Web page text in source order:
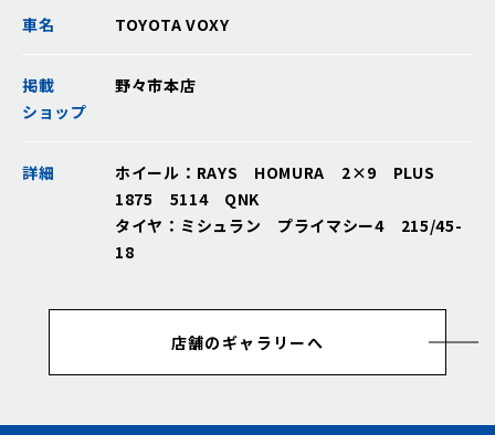
車名 TOYOTA VOXY
掲載
ショップ
野々市本店
詳細
ホイール：RAYS HOMURA 2×9 PLUS
1875 5114 QNK
タイヤ：ミシュラン プライマシー4 215/45-
18
店舗のギャラリーへ